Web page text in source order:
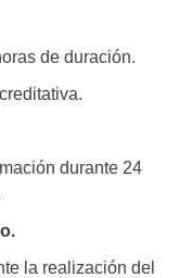
de duración.
durante 24
la realización del